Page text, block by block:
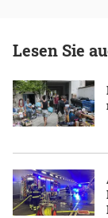
Lesen Sie